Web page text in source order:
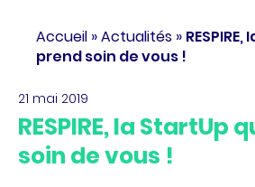
Accueil »Actualités »
prend soin de vous !
21 mai 2019
RESPIRE, Ia StartUp
soin de vous !